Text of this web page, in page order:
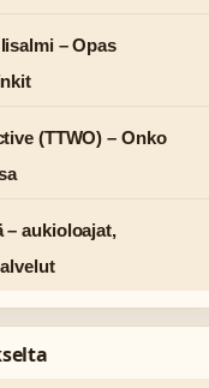
– Opas
(TTWO) – Onko
– aukioloajat,